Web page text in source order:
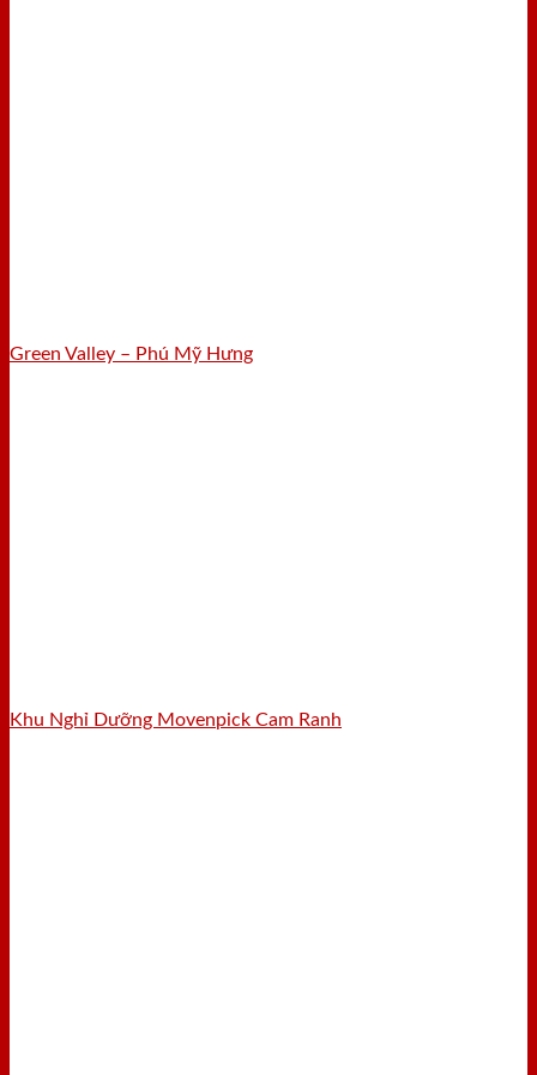
Green Valley – Phú Mỹ Hưng
Khu Nghỉ Dưỡng Movenpick Cam Ranh